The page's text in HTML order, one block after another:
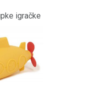
igračke